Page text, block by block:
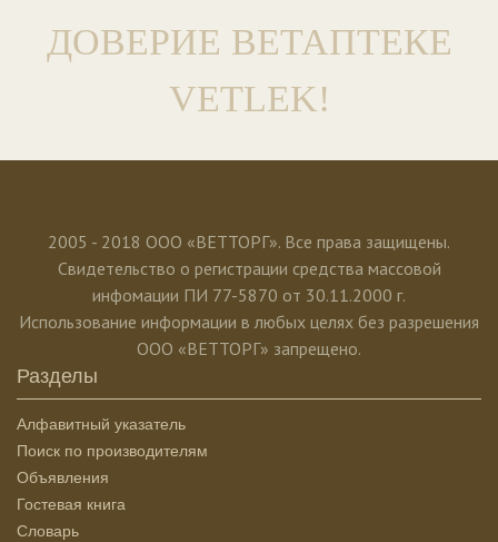
ДОВЕРИЕ ВЕТАПТЕКЕ
VETLEK!
2005 - 2018 ООО «ВЕТТОРГ». Все права защищены.
Свидетельство о регистрации средства массовой
инфомации ПИ 77-5870 от 30.11.2000 г.
Использование информации в любых целях без разрешения
ООО «ВЕТТОРГ» запрещено.
Разделы
Алфавитный указатель
Поиск по производителям
Объявления
Гостевая книга
Словарь